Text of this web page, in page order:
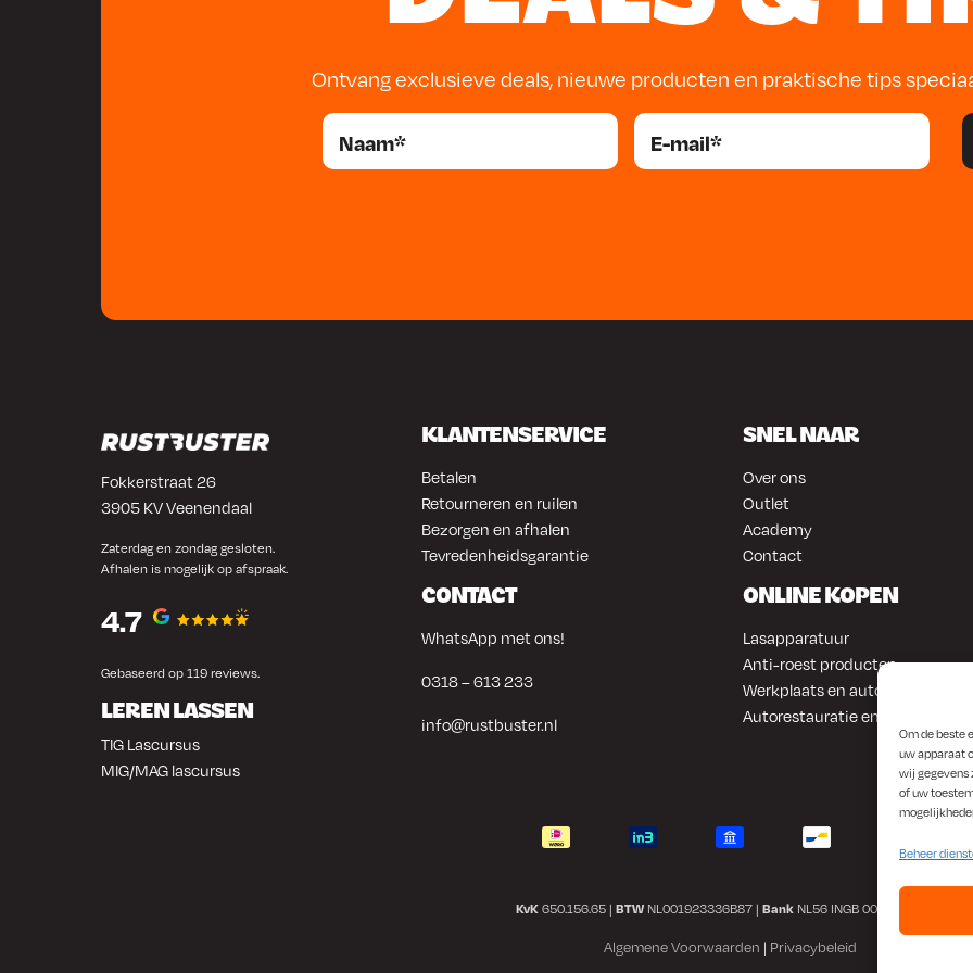
Om de beste
uw apparaat
wij gegevens
of uw
Beheer
Ontvang exclusieve deals, nieuwe producten en praktische tips
Fokkerstraat 26
3905 KV Veenendaal
Zaterdag en zondag gesloten.
Afhalen is mogelijk op afspraak.
4.7
Gebaseerd op 119 reviews.
LEREN LASSEN
TIG Lascursus
MIG/MAG lascursus
KLANTENSERVICE
Betalen
Retourneren en ruilen
Bezorgen en afhalen
Tevredenheidsgarantie
CONTACT
WhatsApp met ons!
0318 – 613 233
info@rustbuster.nl
SNEL NAAR
Over ons
Outlet
Academy
Contact
ONLINE KOPEN
Lasapparatuur
Anti-roest producten
Werkplaats en automotive
Autorestauratie en plaatwerk
KvK 650.156.65 | BTW NL001923336B87 | Bank NL56 INGB 0008 1266 42
Algemene Voorwaarden | Privacybeleid